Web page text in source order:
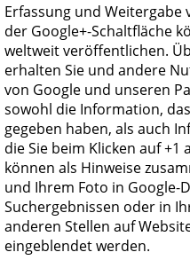
Erfassung und
der Google+-Schaltfläche
weltweit veröffentlichen.
erhalten Sie und andere
von Google und unseren
sowohl die Information,
gegeben haben, als auch
die Sie beim Klicken auf +1
können als Hinweise
und Ihrem Foto in Google-
Suchergebnissen oder in
anderen Stellen auf
eingeblendet werden.